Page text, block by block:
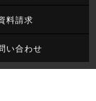
料請求
い合わせ